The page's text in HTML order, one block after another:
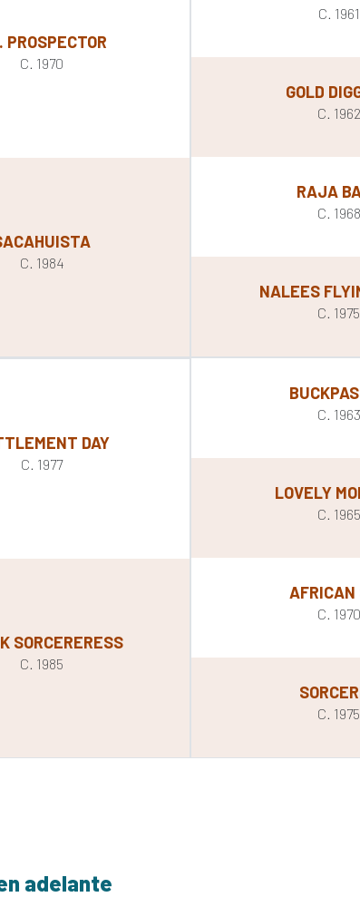
PROSPECTOR
C. 1970
C. 1984
C. 1961
GOLD
C. 1962
RAJA
C. 1968
NALEES
C. 1975
DAY
C. 1977
SORCERERESS
C. 1985
C. 1963
LOVELY
C. 1965
AFRICAN
C. 1970
C. 1975
adelante